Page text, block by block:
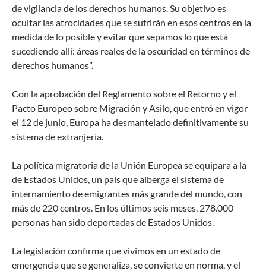
de vigilancia de los derechos humanos. Su objetivo es
ocultar las atrocidades que se sufrirán en esos centros en la
medida de lo posible y evitar que sepamos lo que está
sucediendo allí: áreas reales de la oscuridad en términos de
derechos humanos”.
Con la aprobación del Reglamento sobre el Retorno y el
Pacto Europeo sobre Migración y Asilo, que entró en vigor
el 12 de junio, Europa ha desmantelado definitivamente su
sistema de extranjería.
La política migratoria de la Unión Europea se equipara a la
de Estados Unidos, un país que alberga el sistema de
internamiento de emigrantes más grande del mundo, con
más de 220 centros. En los últimos seis meses, 278.000
personas han sido deportadas de Estados Unidos.
La legislación confirma que vivimos en un estado de
emergencia que se generaliza, se convierte en norma, y el